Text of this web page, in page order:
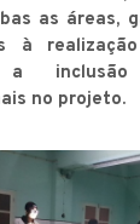
as áreas,
à
a
no projeto.